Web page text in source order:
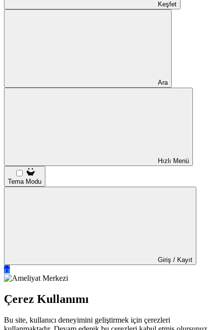
Keşfet
Ara
Hızlı Menü
Tema Modu
Giriş / Kayıt
Çerez Kullanımı
Bu site, kullanıcı deneyimini geliştirmek için çerezleri